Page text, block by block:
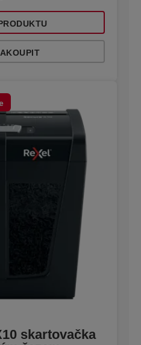
skartovačka